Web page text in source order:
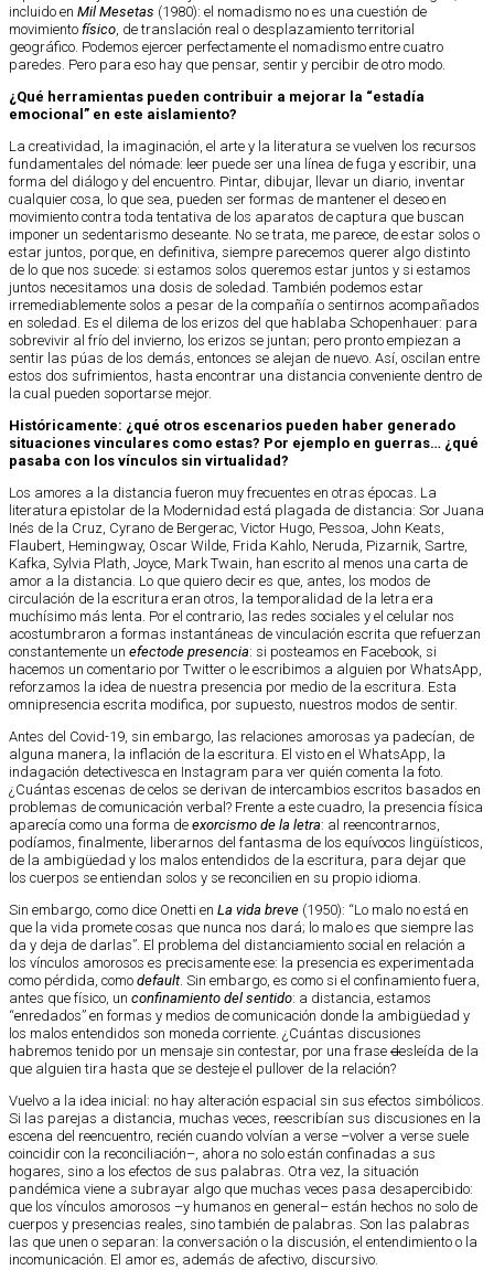
incluido en Mil Mesetas (1980): el nomadismo no es una cuestión de
movimiento físico, de translación real o desplazamiento territorial
geográfico. Podemos ejercer perfectamente el nomadismo entre cuatro
paredes. Pero para eso hay que pensar, sentir y percibir de otro modo.
¿Qué herramientas pueden contribuir a mejorar la “estadía
emocional” en este aislamiento?
La creatividad, la imaginación, el arte y la literatura se vuelven los recursos
fundamentales del nómade: leer puede ser una línea de fuga y escribir, una
forma del diálogo y del encuentro. Pintar, dibujar, llevar un diario, inventar
cualquier cosa, lo que sea, pueden ser formas de mantener el deseo en
movimiento contra toda tentativa de los aparatos de captura que buscan
imponer un sedentarismo deseante. No se trata, me parece, de estar solos o
estar juntos, porque, en definitiva, siempre parecemos querer algo distinto
de lo que nos sucede: si estamos solos queremos estar juntos y si estamos
juntos necesitamos una dosis de soledad. También podemos estar
irremediablemente solos a pesar de la compañía o sentirnos acompañados
en soledad. Es el dilema de los erizos del que hablaba Schopenhauer: para
sobrevivir al frío del invierno, los erizos se juntan; pero pronto empiezan a
sentir las púas de los demás, entonces se alejan de nuevo. Así, oscilan entre
estos dos sufrimientos, hasta encontrar una distancia conveniente dentro de
la cual pueden soportarse mejor.
Históricamente: ¿qué otros escenarios pueden haber generado
situaciones vinculares como estas? Por ejemplo en guerras… ¿qué
pasaba con los vínculos sin virtualidad?
Los amores a la distancia fueron muy frecuentes en otras épocas. La
literatura epistolar de la Modernidad está plagada de distancia: Sor Juana
Inés de la Cruz, Cyrano de Bergerac, Victor Hugo, Pessoa, John Keats,
Flaubert, Hemingway, Oscar Wilde, Frida Kahlo, Neruda, Pizarnik, Sartre,
Kafka, Sylvia Plath, Joyce, Mark Twain, han escrito al menos una carta de
amor a la distancia. Lo que quiero decir es que, antes, los modos de
circulación de la escritura eran otros, la temporalidad de la letra era
muchísimo más lenta. Por el contrario, las redes sociales y el celular nos
acostumbraron a formas instantáneas de vinculación escrita que refuerzan
constantemente un efectode presencia: si posteamos en Facebook, si
hacemos un comentario por Twitter o le escribimos a alguien por WhatsApp,
reforzamos la idea de nuestra presencia por medio de la escritura. Esta
omnipresencia escrita modifica, por supuesto, nuestros modos de sentir.
Antes del Covid-19, sin embargo, las relaciones amorosas ya padecían, de
alguna manera, la inflación de la escritura. El visto en el WhatsApp, la
indagación detectivesca en Instagram para ver quién comenta la foto.
¿Cuántas escenas de celos se derivan de intercambios escritos basados en
problemas de comunicación verbal? Frente a este cuadro, la presencia física
aparecía como una forma de exorcismo de la letra: al reencontrarnos,
podíamos, finalmente, liberarnos del fantasma de los equívocos lingüísticos,
de la ambigüedad y los malos entendidos de la escritura, para dejar que
los cuerpos se entiendan solos y se reconcilien en su propio idioma.
Sin embargo, como dice Onetti en La vida breve (1950): “Lo malo no está en
que la vida promete cosas que nunca nos dará; lo malo es que siempre las
da y deja de darlas”. El problema del distanciamiento social en relación a
los vínculos amorosos es precisamente ese: la presencia es experimentada
como pérdida, como default. Sin embargo, es como si el confinamiento fuera,
antes que físico, un confinamiento del sentido: a distancia, estamos
“enredados” en formas y medios de comunicación donde la ambigüedad y
los malos entendidos son moneda corriente. ¿Cuántas discusiones
habremos tenido por un mensaje sin contestar, por una frase desleída de la
que alguien tira hasta que se desteje el pullover de la relación?
Vuelvo a la idea inicial: no hay alteración espacial sin sus efectos simbólicos.
Si las parejas a distancia, muchas veces, reescribían sus discusiones en la
escena del reencuentro, recién cuando volvían a verse –volver a verse suele
coincidir con la reconciliación–, ahora no solo están confinadas a sus
hogares, sino a los efectos de sus palabras. Otra vez, la situación
pandémica viene a subrayar algo que muchas veces pasa desapercibido:
que los vínculos amorosos –y humanos en general– están hechos no solo de
cuerpos y presencias reales, sino también de palabras. Son las palabras
las que unen o separan: la conversación o la discusión, el entendimiento o la
incomunicación. El amor es, además de afectivo, discursivo.